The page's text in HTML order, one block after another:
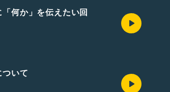
何か」を伝えたい回
いて